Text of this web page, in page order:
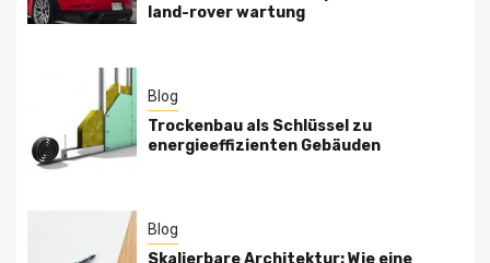
land-rover wartung
Blog
Trockenbau als Schlüssel zu
energieeffizienten Gebäuden
Blog
Skalierbare Architektur: Wie eine